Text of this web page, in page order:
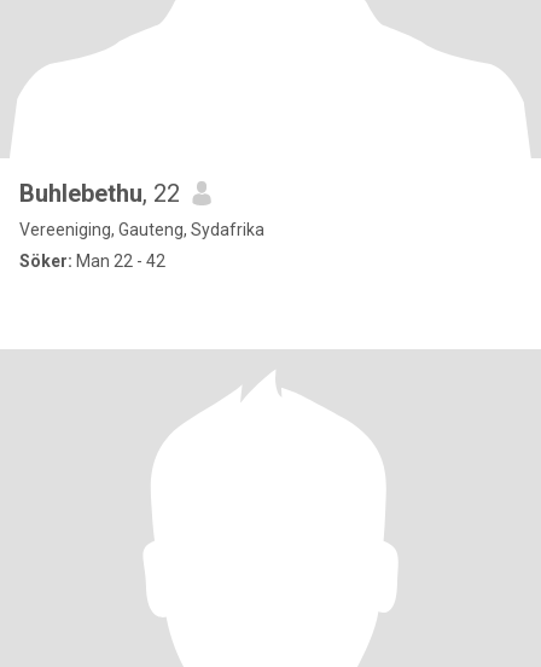
Buhlebethu, 22
Vereeniging, Gauteng, Sydafrika
Söker: Man 22 - 42